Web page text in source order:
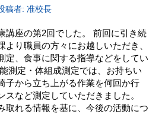
稿者: 准校長
講座の第2回でした。 前回に引き続
より職員の方々にお越しいただき、
定、食事に関する指導などをしてい
測定・体組成測定では、お持ちい
子から立ち上がる作業を何回か行
スなど測定していただきました。
取れる情報を基に、今後の活動につ